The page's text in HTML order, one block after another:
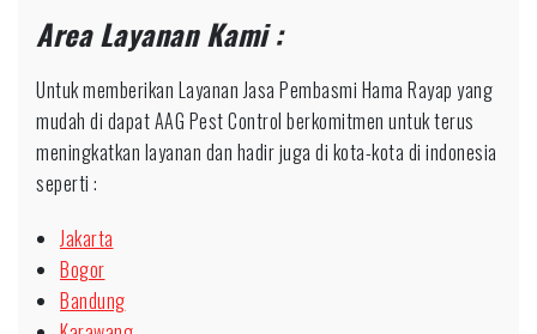
Area Layanan Kami :
Untuk memberikan Layanan Jasa Pembasmi Hama Rayap yang
mudah di dapat AAG Pest Control berkomitmen untuk terus
meningkatkan layanan dan hadir juga di kota-kota di indonesia
seperti :
Jakarta
Bogor
Bandung